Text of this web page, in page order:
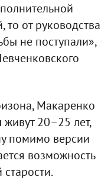
от руководства
не поступали»,
Макаренко
20–25 лет,
помимо версии
возможность